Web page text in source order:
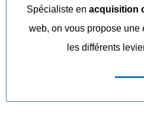
Spécialiste en acquisition
web, on vous propose une
les différents